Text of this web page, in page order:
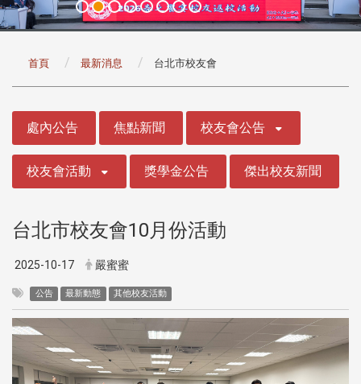
首頁 最新消息 台北市校友會
處內公告 焦點新聞 校友會公告
校友會活動 獎學金公告 傑出校友新聞
台北市校友會10月份活動
2025-10-17 嚴蜜蜜
公告 最新動態 其他校友活動